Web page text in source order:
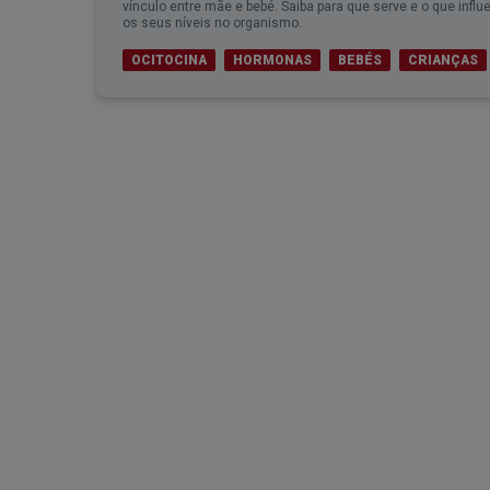
vínculo entre mãe e bebé. Saiba para que serve e o que
os seus níveis no organismo.
OCITOCINA HORMONAS BEBÉS CRIANÇAS